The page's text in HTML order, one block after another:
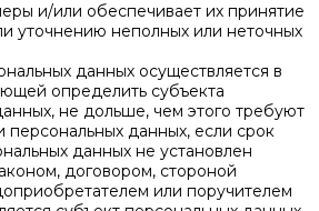
и/или обеспечивает их принятие
уточнению неполных или неточных
данных осуществляется в
определить субъекта
не дольше, чем этого требуют
персональных данных, если срок
данных не установлен
договором, стороной
или поручителем